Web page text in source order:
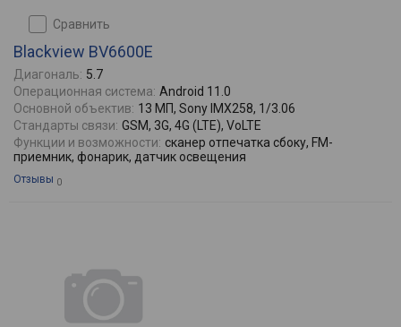
сравнить
Blackview BV6600E
Диагональ: 5.7
Операционная система: Android 11.0
Основной объектив: 13 МП, Sony IMX258, 1/3.06
Стандарты связи: GSM, 3G, 4G (LTE), VoLTE
Функции и возможности: сканер отпечатка сбоку, FM-
приемник, фонарик, датчик освещения
Отзывы 0